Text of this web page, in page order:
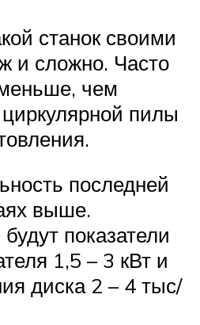
станок своими
и сложно. Часто
чем
пилы
последней
выше.
показатели
1,5 – 3 кВт и
диска 2 – 4 тыс/